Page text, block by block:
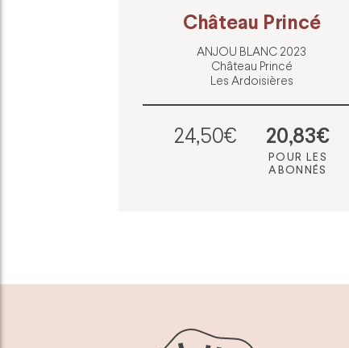
Château Princé
ANJOU BLANC 2023
Château Princé
Les Ardoisières
24,50€ 20,83€
POUR LES
ABONNÉS